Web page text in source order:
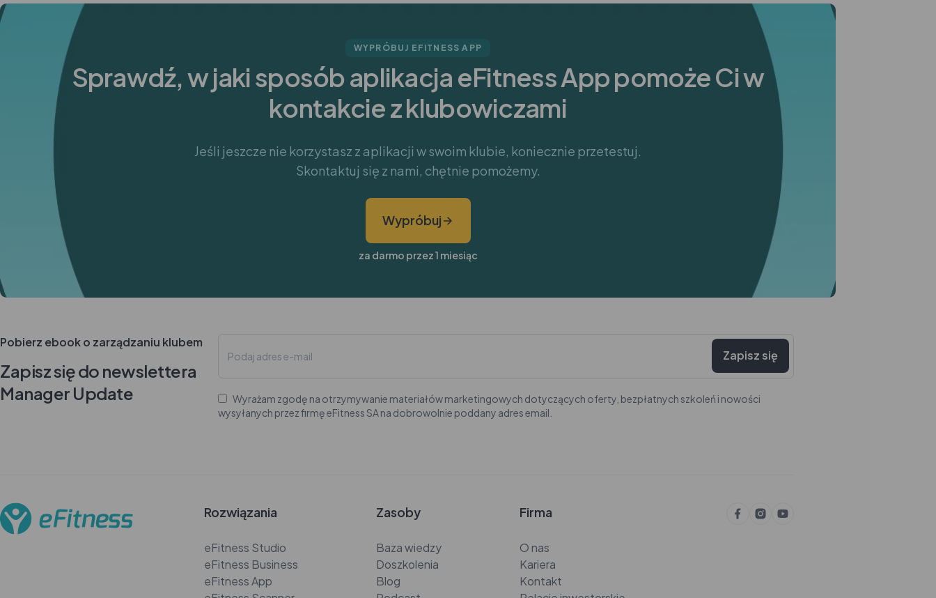
WYPRÓBUJ EFITNESS APP
Sprawdź, w jaki sposób aplikacja eFitness App pomoże Ci w
kontakcie z klubowiczami
Jeśli jeszcze nie korzystasz z aplikacji w swoim klubie, koniecznie przetestuj.
Skontaktuj się z nami, chętnie pomożemy.
Wypróbuj
za darmo przez 1 miesiąc
Pobierz ebook o zarządzaniu klubem
Zapisz się do newslettera
Manager Update
Zapisz się
Wyrażam zgodę na otrzymywanie materiałów marketingowych dotyczących oferty, bezpłatnych szkoleń i nowości
wysyłanych przez firmę eFitness SA na dobrowolnie poddany adres email.
Rozwiązania
eFitness Studio
eFitness Business
eFitness App
Zasoby
Baza wiedzy
Doszkolenia
Blog
Firma
O nas
Kariera
Kontakt